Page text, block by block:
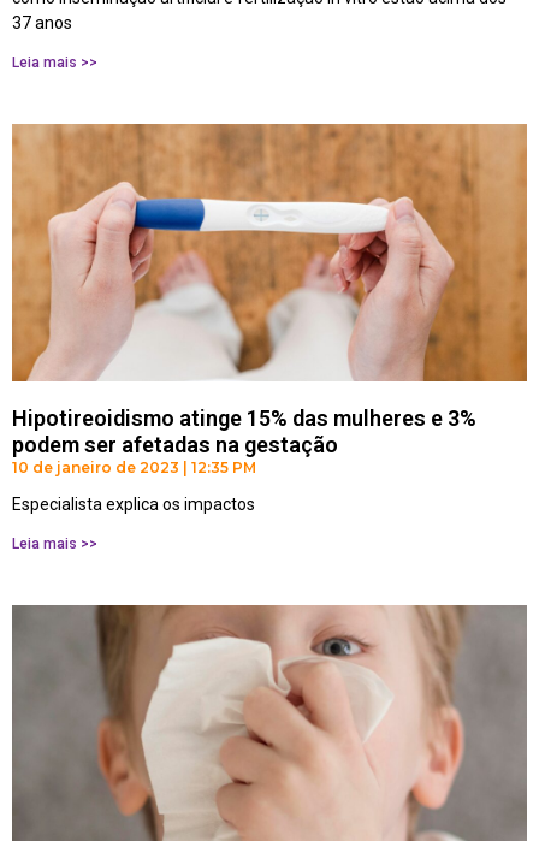
37 anos
Leia mais >>
Hipotireoidismo atinge 15% das mulheres e 3%
podem ser afetadas na gestação
10 de janeiro de 2023 12:35 PM
Especialista explica os impactos
Leia mais >>